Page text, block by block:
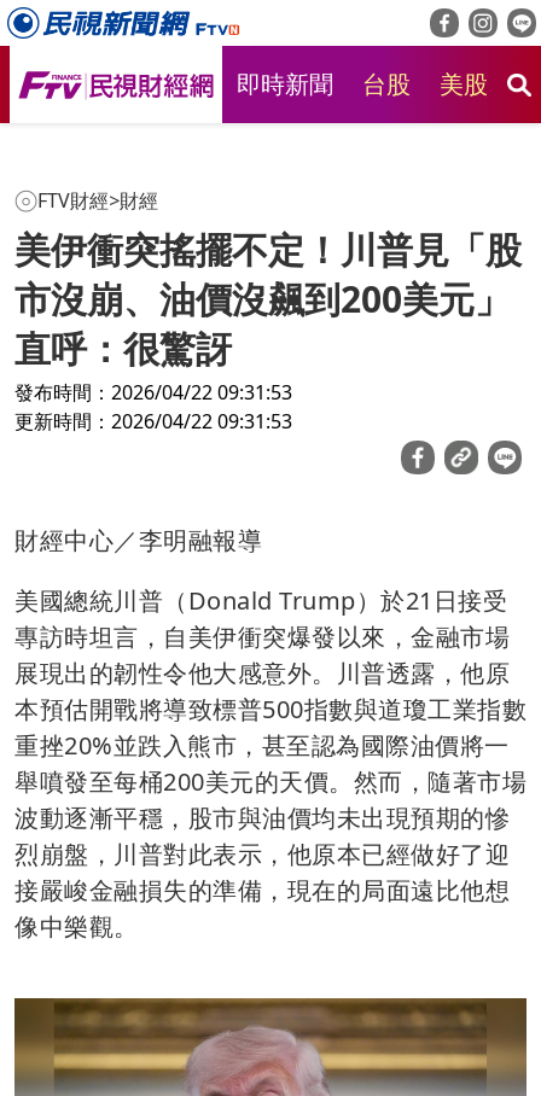
即時新聞 台股 美股
FTV財經>財經
美伊衝突搖擺不定！川普見「股
市沒崩、油價沒飆到200美元」
直呼：很驚訝
發布時間：2026/04/22 09:31:53
更新時間：2026/04/22 09:31:53
財經中心／李明融報導
美國總統川普（Donald Trump）於21日接受
專訪時坦言，自美伊衝突爆發以來，金融市場
展現出的韌性令他大感意外。川普透露，他原
本預估開戰將導致標普500指數與道瓊工業指數
重挫20%並跌入熊市，甚至認為國際油價將一
舉噴發至每桶200美元的天價。然而，隨著市場
波動逐漸平穩，股市與油價均未出現預期的慘
烈崩盤，川普對此表示，他原本已經做好了迎
接嚴峻金融損失的準備，現在的局面遠比他想
像中樂觀。